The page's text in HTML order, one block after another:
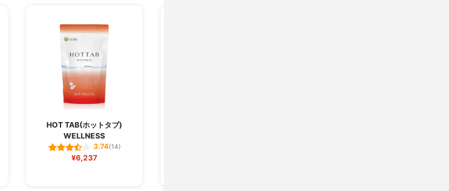
HOT TAB(ホットタブ)
WELLNESS
3.74(14)
¥6,237